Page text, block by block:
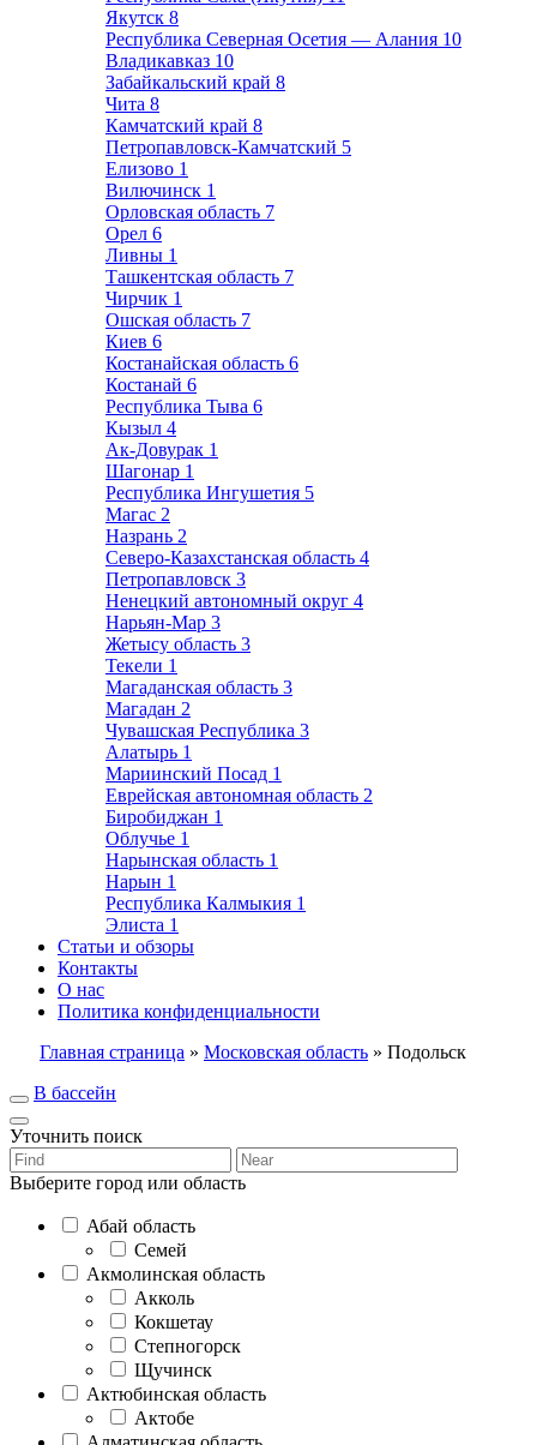
Якутск 8
Республика Северная Осетия — Алания 10
Владикавказ 10
Забайкальский край 8
Чита 8
Камчатский край 8
Петропавловск-Камчатский 5
Елизово 1
Вилючинск 1
Орловская область 7
Орел 6
Ливны 1
Ташкентская область 7
Чирчик 1
Ошская область 7
Киев 6
Костанайская область 6
Костанай 6
Республика Тыва 6
Кызыл 4
Ак-Довурак 1
Шагонар 1
Республика Ингушетия 5
Магас 2
Назрань 2
Северо-Казахстанская область 4
Петропавловск 3
Ненецкий автономный округ 4
Нарьян-Мар 3
Жетысу область 3
Текели 1
Магаданская область 3
Магадан 2
Чувашская Республика 3
Алатырь 1
Мариинский Посад 1
Еврейская автономная область 2
Биробиджан 1
Облучье 1
Нарынская область 1
Нарын 1
Республика Калмыкия 1
Элиста 1
Статьи и обзоры
Контакты
О нас
Политика конфиденциальности
Главная страница » Московская область » Подольск
В бассейн
Уточнить поиск
Выберите город или область
Абай область
Семей
Акмолинская область
Акколь
Кокшетау
Степногорск
Щучинск
Актюбинская область
Актобе